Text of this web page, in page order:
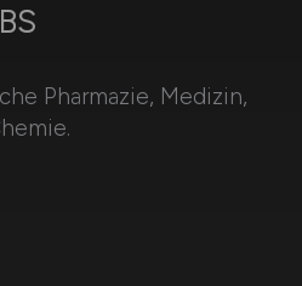
Pharmazie, Medizin,